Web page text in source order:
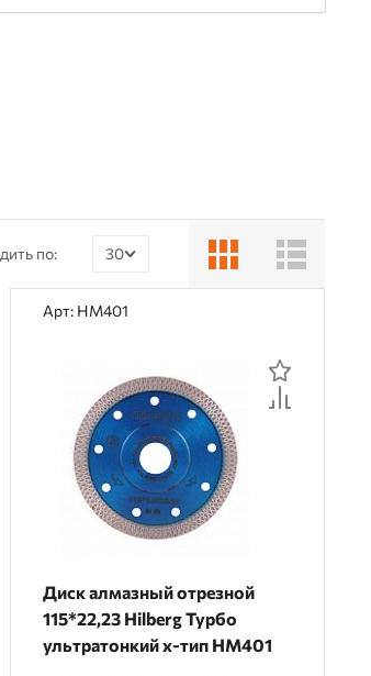
по:
30
30
Арт: HM401
Диск алмазный отрезной
115*22,23 Hilberg Турбо
ультратонкий х-тип HM401